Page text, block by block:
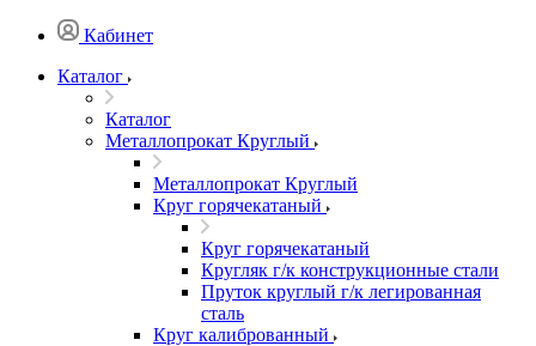
Кабинет
Каталог
Каталог
Металлопрокат Круглый
Металлопрокат Круглый
Круг горячекатаный
Круг горячекатаный
Кругляк г/к конструкционные стали
Пруток круглый г/к легированная
сталь
Круг калиброванный